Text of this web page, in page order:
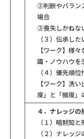
②判断やバラン
場合
③喪失しかねな
（３）伝承し
【ワーク】様
識・ノウハウを
（４）優先順位
【ワーク】洗
度」と「頻度」
４．ナレッジの
（１）暗黙知と
（２）ナレッ